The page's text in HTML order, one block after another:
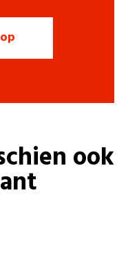
ook